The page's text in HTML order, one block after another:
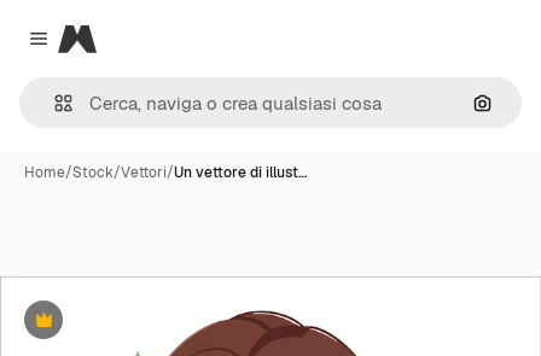
Close menu
Magnific
Cerca
Home/Stock/Vettori/Un vettore di illust…
Premium